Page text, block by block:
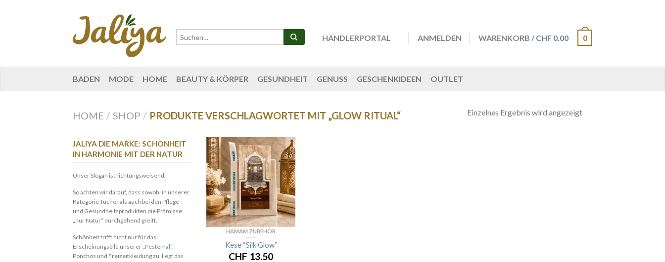
HÄNDLERPORTAL ANMELDEN WARENKORB / CHF 0.00 0
BADEN MODE HOME BEAUTY & KÖRPER GESUNDHEIT GENUSS GESCHENKIDEEN OUTLET
HOME / SHOP / PRODUKTE VERSCHLAGWORTET MIT „GLOW RITUAL“ Einzelnes Ergebnis wird angezeigt
HAMAM ZUBEHÖR
Kese “Silk Glow”
CHF 13.50
JALIYA DIE MARKE: SCHÖNHEIT
IN HARMONIE MIT DER NATUR
Unser Slogan ist richtungsweisend.
So achten wir darauf, dass sowohl in unserer
Kategorie Tücher als auch bei den Pflege-
und Gesundheitsprodukten die Prämisse
„nur Natur“ durchgehend greift.
Schönheit trifft nicht nur für das
Erscheinungsbild unserer „Pestemal“,
Ponchos und Freizeitkleidung zu, liegt das